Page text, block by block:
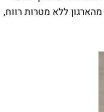
מיקרוסופט MICROSOFT , שהשקיעה כמעט 14 מיליארד דולר תמורת 49% מהארגון ללא מטרות רווח,